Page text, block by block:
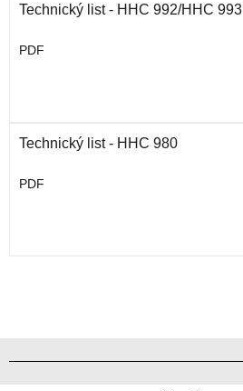
Technický list - HHC 992/HHC 993
PDF
Technický list - HHC 980
PDF